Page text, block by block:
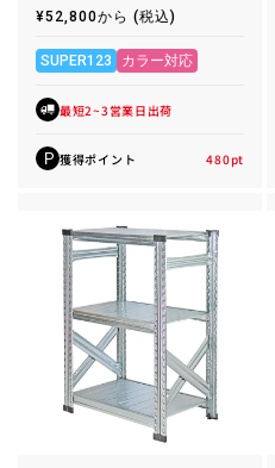
通
価
格
¥52,800から (税込)
SUPER123 カラー対応
最短2~3営業日出荷
P 獲得ポイント 480pt